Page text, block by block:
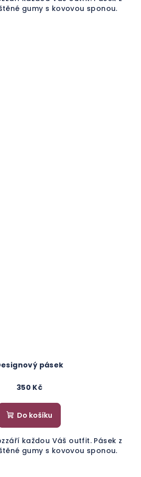
gumy s kovovou sponou.
pásek
350 Kč
Do košíku
každou Váš outfit. Pásek z
gumy s kovovou sponou.